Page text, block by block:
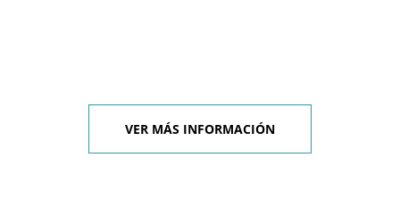
VER MÁS INFORMACIÓN